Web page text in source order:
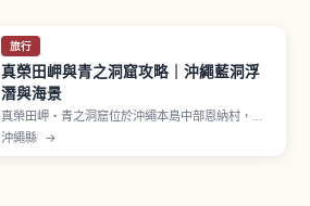
旅行
真榮田岬與青之洞窟攻略｜沖繩藍洞浮
潛與海景
真榮田岬・青之洞窟位於沖繩本島中部恩納村，從
那霸機場開車約1〜1.5小時。岬下方有海蝕形成的
沖繩縣 →